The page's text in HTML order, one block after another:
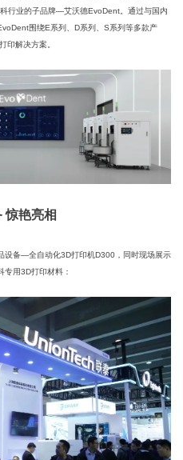
行业的子品牌—艾沃德EvoDent。通过与国内
围绕E系列、D系列、S系列等多款产
印解决方案。
惊艳亮相
设备—全自动化3D打印机D300，同时现场展示
用3D打印材料：